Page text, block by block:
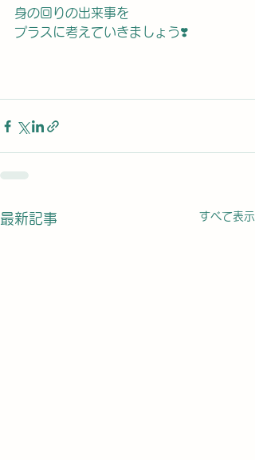
身の回りの出来事を
プラスに考えていきましょう❣️
最新記事 すべて表示